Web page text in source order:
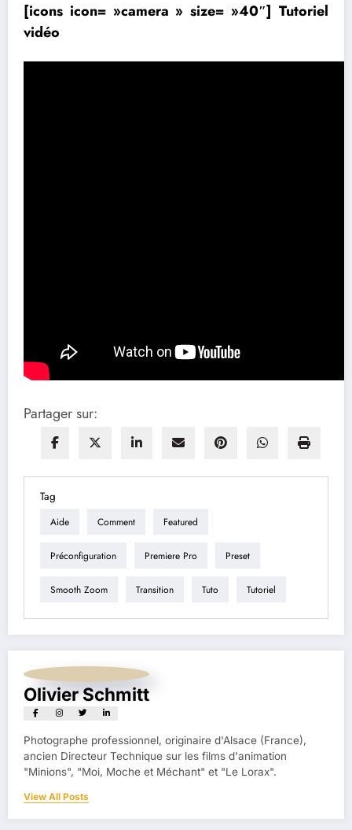
[icons icon= »camera » size= »40″] Tutoriel
vidéo
Partager sur:
Tag
Aide Comment Featured
Préconfiguration Premiere Pro Preset
Smooth Zoom Transition Tuto Tutoriel
Olivier Schmitt
Photographe professionnel, originaire d'Alsace (France),
ancien Directeur Technique sur les films d'animation
"Minions", "Moi, Moche et Méchant" et "Le Lorax".
View All Posts